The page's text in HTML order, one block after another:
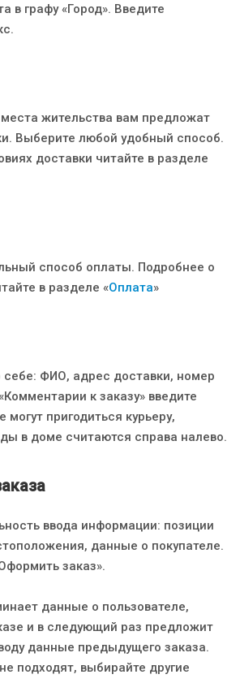
в графу «Город». Введите
жительства вам предложат
Выберите любой удобный способ.
доставки читайте в разделе
способ оплаты. Подробнее о
в разделе «Оплата»
ФИО, адрес доставки, номер
к заказу» введите
пригодиться курьеру,
в доме считаются справа налево.
ввода информации: позиции
данные о покупателе.
заказ».
данные о пользователе,
и в следующий раз предложит
данные предыдущего заказа.
подходят, выбирайте другие